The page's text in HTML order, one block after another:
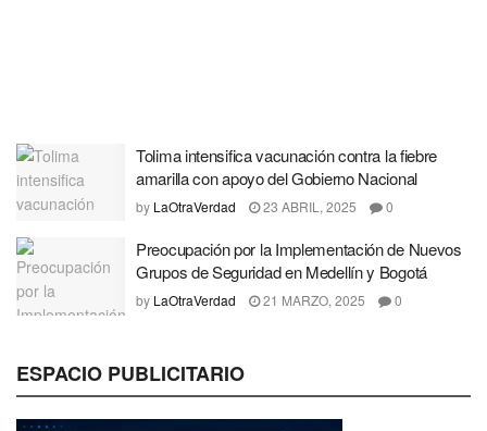
Tolima intensifica vacunación contra la fiebre
amarilla con apoyo del Gobierno Nacional
by LaOtraVerdad 23 ABRIL, 2025 0
Preocupación por la Implementación de Nuevos
Grupos de Seguridad en Medellín y Bogotá
by LaOtraVerdad 21 MARZO, 2025 0
ESPACIO PUBLICITARIO